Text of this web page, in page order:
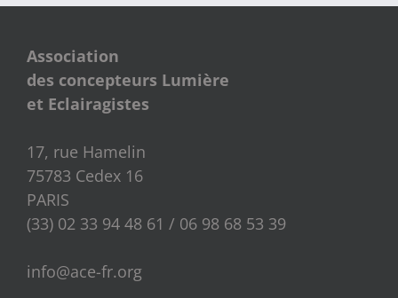
Association
des concepteurs Lumière
et Eclairagistes
17, rue Hamelin
75783 Cedex 16
PARIS
(33) 02 33 94 48 61 / 06 98 68 53 39
info@ace-fr.org